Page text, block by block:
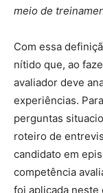
meio de
Com essa
nítido que, ao
avaliador deve
experiências.
perguntas
roteiro de
candidato em
competência
foi aplicada neste